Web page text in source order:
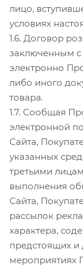
лицо,
условиях
1.6. Договор
заключенным
электронно
либо иного
товара.
1.7. Сообщая
электронной
Сайта,
указанных
третьими
выполнения
Сайта,
рассылок
характера,
предстоящих и
мероприятиях